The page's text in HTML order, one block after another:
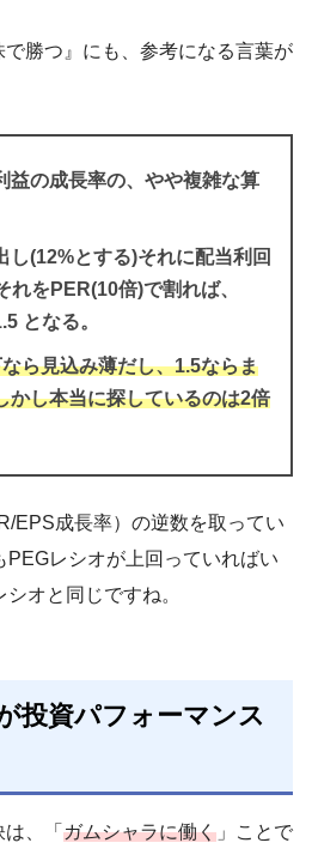
で勝つ』にも、参考になる言葉が
益の成長率の、やや複雑な算
し(12%とする)それに配当利回
れをPER(10倍)で割れば、
となる。
ら見込み薄だし、1.5ならま
かし本当に探しているのは2倍
EPS成長率）の逆数を取ってい
PEGレシオが上回っていればい
オと同じですね。
投資パフォーマンス
、「 ガムシャラに働く 」ことで